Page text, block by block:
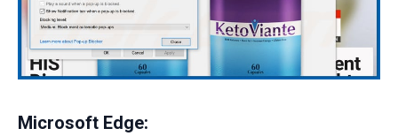
Microsoft Edge: